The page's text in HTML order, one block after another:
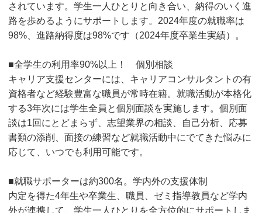
されています。学生一人ひとりと向き合い、納得のいく進
路を歩めるようにサポートします。2024年度の就職率は
98%、進路納得度は98%です（2024年度卒業生実績）。
■全学生の利用率90%以上！ 個別相談
キャリア支援センターには、キャリアコンサルタントの有
資格者など経験豊富な職員が常時在籍。就職活動が本格化
する3年次には学生全員と個別面談を実施します。個別面
談は1回にとどまらず、志望業界の相談、自己分析、応募
書類の添削、面接の練習など就職活動中にでてきた悩みに
応じて、いつでも利用可能です。
■就職サポーターは約300名。学内外の支援体制
内定を得た4年生や卒業生、職員、ゼミ指導教員など学内
外が連携して、学生一人ひとりを全方位的にサポートしま